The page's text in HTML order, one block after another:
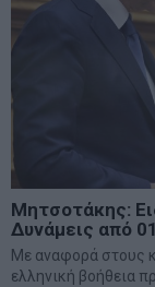
Μητσοτάκης:
Δυνάμεις από
Με αναφορά στους
ελληνική βοήθεια